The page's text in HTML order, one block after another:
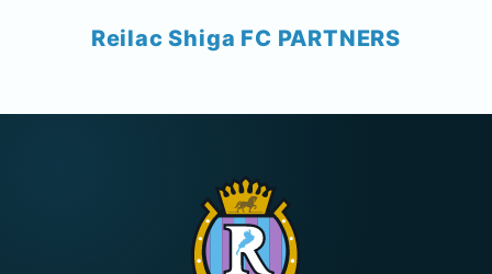
Reilac Shiga FC PARTNERS